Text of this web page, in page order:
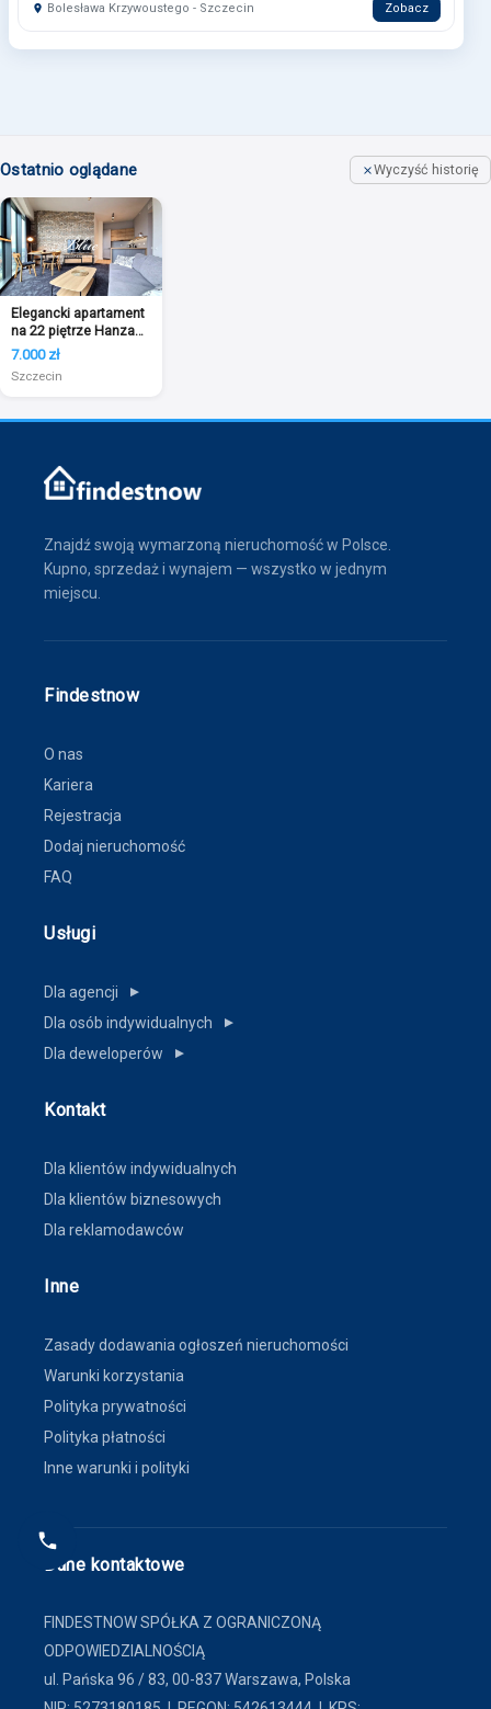
Bolesława Krzywoustego - Szczecin Zobacz
Ostatnio oglądane Wyczyść historię
Elegancki apartament
na 22 piętrze Hanza
Tower
7.000 zł
Szczecin
Znajdź swoją wymarzoną nieruchomość w Polsce.
Kupno, sprzedaż i wynajem — wszystko w jednym
miejscu.
Findestnow
O nas
Kariera
Rejestracja
Dodaj nieruchomość
FAQ
Usługi
Dla agencji ▼
Dla osób indywidualnych ▼
Dla deweloperów ▼
Kontakt
Dla klientów indywidualnych
Dla klientów biznesowych
Dla reklamodawców
Inne
Zasady dodawania ogłoszeń nieruchomości
Warunki korzystania
Polityka prywatności
Polityka płatności
Inne warunki i polityki
Dane kontaktowe
FINDESTNOW SPÓŁKA Z OGRANICZONĄ
ODPOWIEDZIALNOŚCIĄ
ul. Pańska 96 / 83, 00-837 Warszawa, Polska